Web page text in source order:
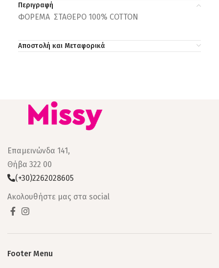
Περιγραφή
ΦΟΡΕΜΑ ΣΤΑΘΕΡΟ 100% COTTON
Αποστολή και Μεταφορικά
Επαμεινώνδα 141,
Θήβα 322 00
(+30)2262028605
Ακολουθήστε μας στα social
Footer Menu